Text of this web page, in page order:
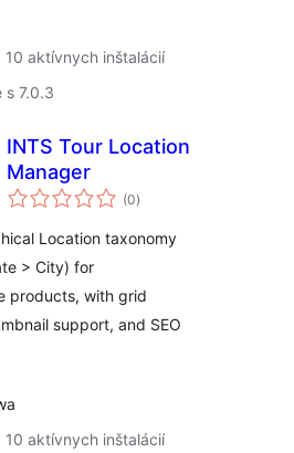
10 aktívnych inštalácií
s 7.0.3
INTS Tour Location
Manager
(0celkové
hodnotenie
)
Location taxonomy
> City) for
products, with grid
support, and SEO
10 aktívnych inštalácií